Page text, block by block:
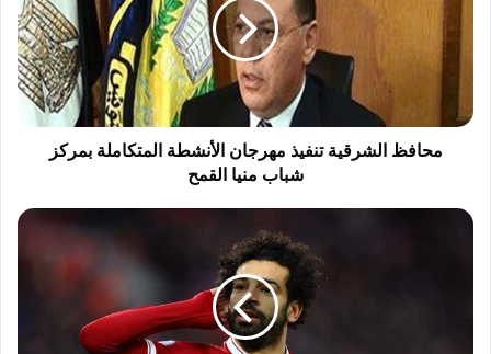
الأنشطة
المتكاملة
منيا
القمحمحافظ الشرقية تنفيذ مهرجان الأنشطة المتكاملة بمركز
شباب منيا القمح
بتصويت